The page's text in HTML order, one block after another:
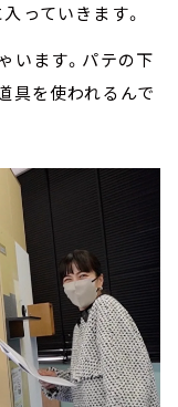
っていきます。
います。パテの下
具を使われるんで